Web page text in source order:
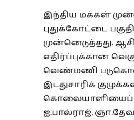
இந்திய மக்கள்
புதுக்கோட்டை
முன்னெடுத்தது.
எதிர்ப்புக்கான
வெண்மணி
இடதுசாரிக்
கொலையாளியைப்
ஐ.பால்ராஜ்,